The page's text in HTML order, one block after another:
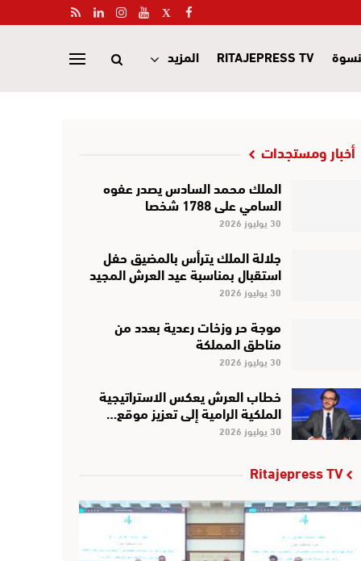
RITAJEPRESS TV المزيد
أخبار ومستجدات
الملك محمد السادس يصدر عفوه
السامي على 1788 شخصا
30 يوليوز 2026
جلالة الملك يترأس بالمضيق حفل
استقبال بمناسبة عيد العرش المجيد
30 يوليوز 2026
موجة حر وزخات رعدية بعدد من
مناطق المملكة
30 يوليوز 2026
خطاب العرش يعكس الاستراتيجية
الملكية الرامية إلى تعزيز موقع…
30 يوليوز 2026
Ritajepress TV